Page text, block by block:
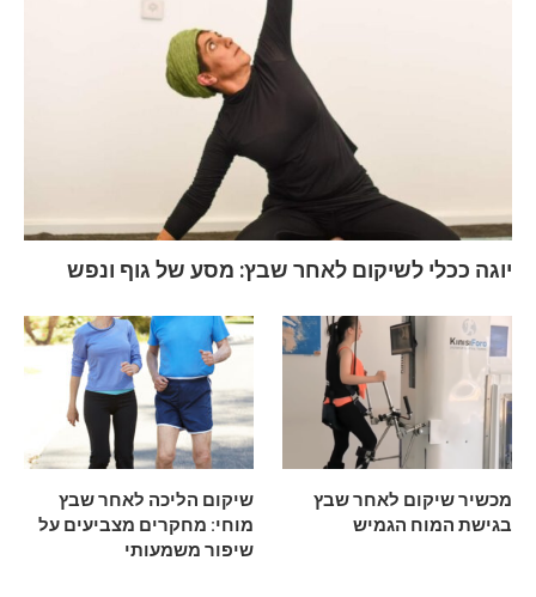
יוגה ככלי לשיקום לאחר שבץ: מסע של גוף ונפש
שיקום הליכה לאחר שבץ
מוחי: מחקרים מצביעים על
שיפור משמעותי
מכשיר שיקום לאחר שבץ
בגישת המוח הגמיש